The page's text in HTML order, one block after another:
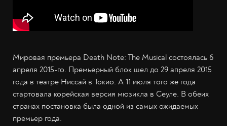
Мировая премьера Death Note: The Musical состоялась 6
апреля 2015-го. Премьерный блок шел до 29 апреля 2015
года в театре Ниссай в Токио. А 11 июля того же года
стартовала корейская версия мюзикла в Сеуле. В обеих
странах постановка была одной из самых ожидаемых
премьер года.